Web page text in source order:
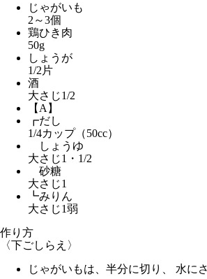
じゃがいも
2～3個
鶏ひき肉
50g
しょうが
1/2片
酒
大さじ1/2
【A】
┏だし
1/4カップ（50cc）
しょうゆ
大さじ1・1/2
砂糖
大さじ1
┗みりん
大さじ1弱
作り方
〈下ごしらえ〉
じゃがいもは、半分に切り、 水にさ